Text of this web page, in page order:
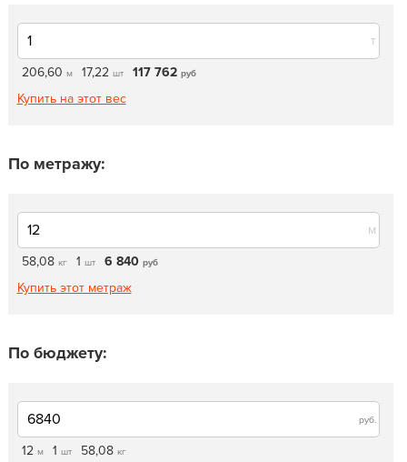
т
206,60 м 17,22 шт 117 762 руб
Купить на этот вес
По метражу:
м
58,08 кг 1 шт 6 840 руб
Купить этот метраж
По бюджету:
руб.
12 м 1 шт 58,08 кг